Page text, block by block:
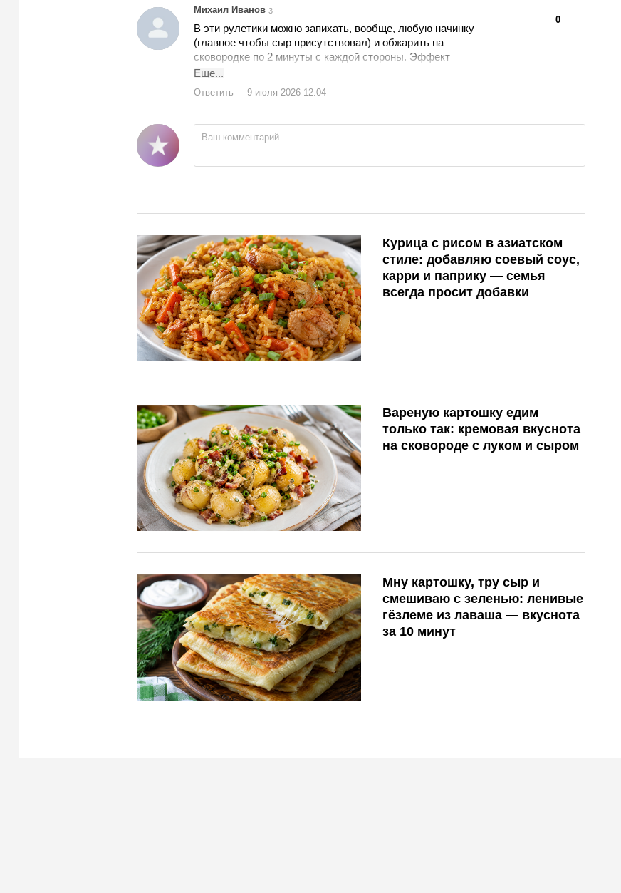
Михаил Иванов 3
0
В эти рулетики можно запихать, вообще, любую начинку
(главное чтобы сыр присутствовал) и обжарить на
сковородке по 2 минуты с каждой стороны. Эффект
будет, как минимум, не хуже.
Еще...
Ответить 9 июля 2026 12:04
Курица с рисом в азиатском
стиле: добавляю соевый соус,
карри и паприку — семья
всегда просит добавки
Вареную картошку едим
только так: кремовая вкуснота
на сковороде с луком и сыром
Мну картошку, тру сыр и
смешиваю с зеленью: ленивые
гёзлеме из лаваша — вкуснота
за 10 минут